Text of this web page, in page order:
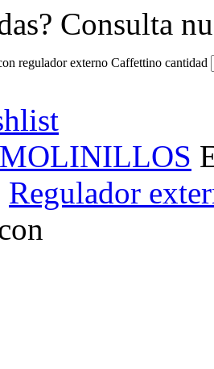
Consulta
regulador externo Caffettino cantidad
MOLINILLOS
Regulador